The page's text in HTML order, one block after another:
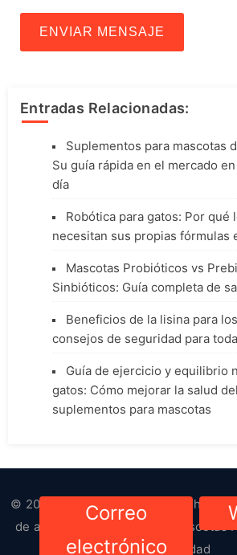
ENVIAR MENSAJE
Entradas Relacionadas:
Suplementos para mascotas
Su guía rápida en el mercado
día
Robótica para gatos: Por qué
necesitan sus propias fórmulas
Mascotas Probióticos vs
Sinbióticos: Guía completa de
Beneficios de la lisina para
consejos de seguridad para
Guía de ejercicio y equilibrio
gatos: Cómo mejorar la salud
suplementos para mascotas
Correo
electrónico
© 2023-2024. Todos los derechos
de autor
Suministros para mascotas
privacidad